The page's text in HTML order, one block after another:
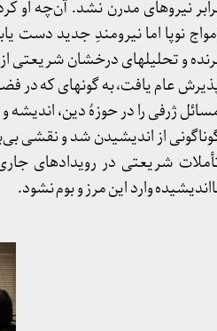
نیروهای مدرن نشد. آن‌چه او
نوپا اما نیرومندِ جدید دست
و تحلیل­های درخشان شریعتی
عام یافت، به گونه­ای که در
ژرفی را در حوزۀ دین،
از اندیشیدن شد و نقشی
شریعتی در رویدادهای
وارد این مرز و بوم نشود.